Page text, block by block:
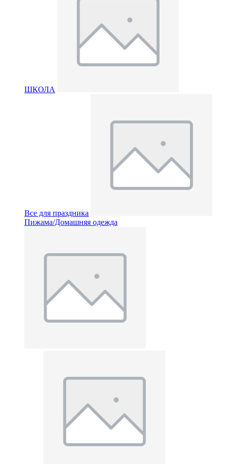
ШКОЛА
Все для праздника
Пижама/Домашняя одежда